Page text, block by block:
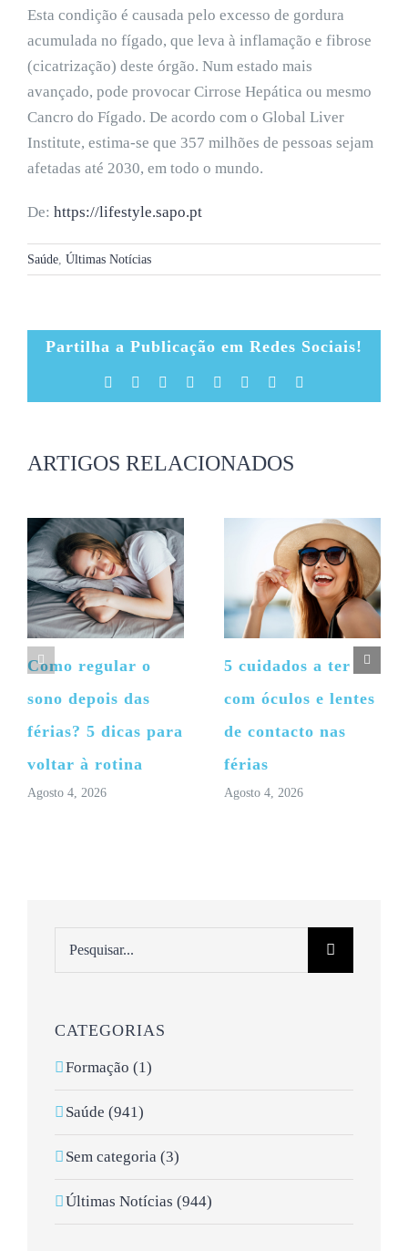
Esta condição é causada pelo excesso de gordura
acumulada no fígado, que leva à inflamação e fibrose
(cicatrização) deste órgão. Num estado mais
avançado, pode provocar Cirrose Hepática ou mesmo
Cancro do Fígado. De acordo com o Global Liver
Institute, estima-se que 357 milhões de pessoas sejam
afetadas até 2030, em todo o mundo.
De: https://lifestyle.sapo.pt
Saúde Últimas Notícias
Partilha a Publicação em Redes Sociais!
Facebook Reddit LinkedIn
TumblrPinterest
ARTIGOS RELACIONADOS
Como regular o
sono depois das
férias? 5 dicas para
voltar à rotina
Agosto 4, 2026
5 cuidados a ter
com óculos e lentes
de contacto nas
férias
Agosto 4, 2026
CATEGORIAS
Formação (1)
Saúde (941)
Sem categoria (3)
Últimas Notícias (944)